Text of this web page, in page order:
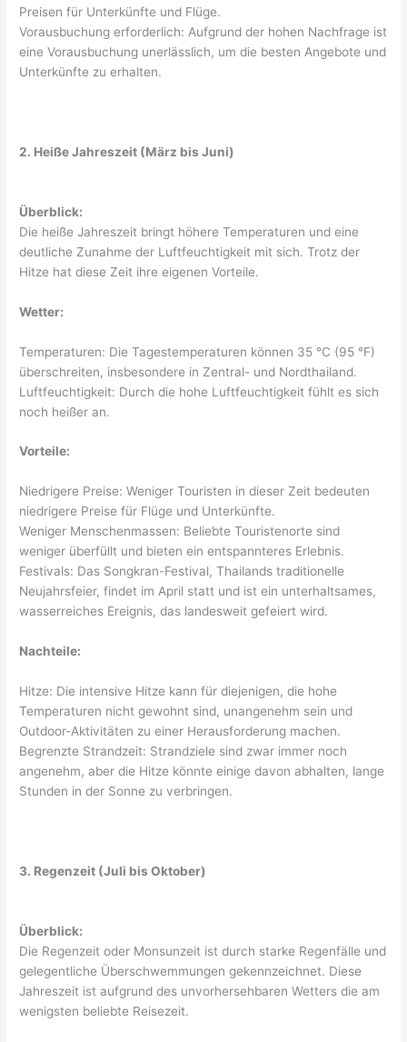
Preisen für Unterkünfte und Flüge.
Vorausbuchung erforderlich: Aufgrund der hohen Nachfrage ist
eine Vorausbuchung unerlässlich, um die besten Angebote und
Unterkünfte zu erhalten.
2. Heiße Jahreszeit (März bis Juni)
Überblick:
Die heiße Jahreszeit bringt höhere Temperaturen und eine
deutliche Zunahme der Luftfeuchtigkeit mit sich. Trotz der
Hitze hat diese Zeit ihre eigenen Vorteile.
Wetter:
Temperaturen: Die Tagestemperaturen können 35 °C (95 °F)
überschreiten, insbesondere in Zentral- und Nordthailand.
Luftfeuchtigkeit: Durch die hohe Luftfeuchtigkeit fühlt es sich
noch heißer an.
Vorteile:
Niedrigere Preise: Weniger Touristen in dieser Zeit bedeuten
niedrigere Preise für Flüge und Unterkünfte.
Weniger Menschenmassen: Beliebte Touristenorte sind
weniger überfüllt und bieten ein entspannteres Erlebnis.
Festivals: Das Songkran-Festival, Thailands traditionelle
Neujahrsfeier, findet im April statt und ist ein unterhaltsames,
wasserreiches Ereignis, das landesweit gefeiert wird.
Nachteile:
Hitze: Die intensive Hitze kann für diejenigen, die hohe
Temperaturen nicht gewohnt sind, unangenehm sein und
Outdoor-Aktivitäten zu einer Herausforderung machen.
Begrenzte Strandzeit: Strandziele sind zwar immer noch
angenehm, aber die Hitze könnte einige davon abhalten, lange
Stunden in der Sonne zu verbringen.
3. Regenzeit (Juli bis Oktober)
Überblick:
Die Regenzeit oder Monsunzeit ist durch starke Regenfälle und
gelegentliche Überschwemmungen gekennzeichnet. Diese
Jahreszeit ist aufgrund des unvorhersehbaren Wetters die am
wenigsten beliebte Reisezeit.